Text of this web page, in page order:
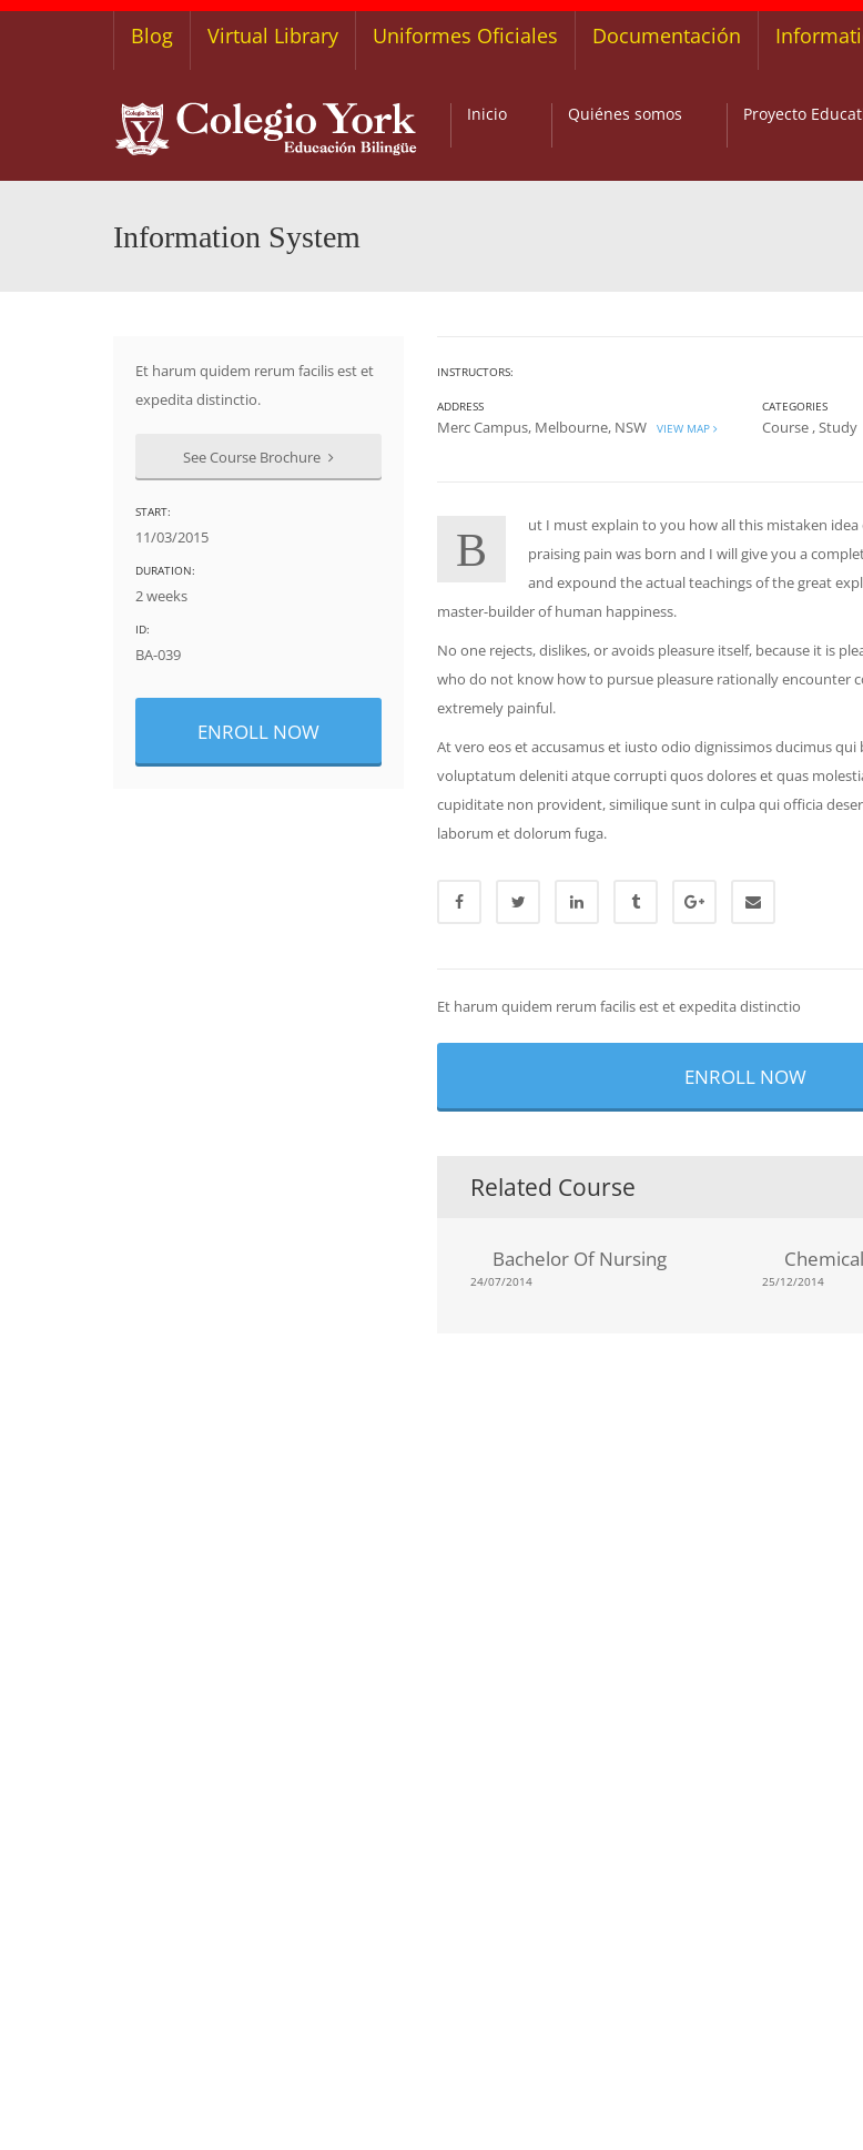
Blog Virtual Library Uniformes Oficiales Documentación
Inicio Quiénes somos Proyecto
Information System
Et harum quidem rerum facilis est et
expedita distinctio.
See Course Brochure
START:
11/03/2015
DURATION:
2 weeks
ID:
BA-039
ENROLL NOW
INSTRUCTORS:
ADDRESS
Merc Campus, Melbourne, NSW VIEW MAP
CATEGORIES
Course,Study
B
ut I must explain to you how all this mistaken
praising pain was born and I will give you a
and expound the actual teachings of the great
master-builder of human happiness.
No one rejects, dislikes, or avoids pleasure itself, because it is
who do not know how to pursue pleasure rationally encounter
extremely painful.
At vero eos et accusamus et iusto odio dignissimos ducimus
voluptatum deleniti atque corrupti quos dolores et quas
cupiditate non provident, similique sunt in culpa qui officia
laborum et dolorum fuga.
Et harum quidem rerum facilis est et expedita distinctio
ENROLL NOW
Related Course
Bachelor Of Nursing
24/07/2014 25/12/2014